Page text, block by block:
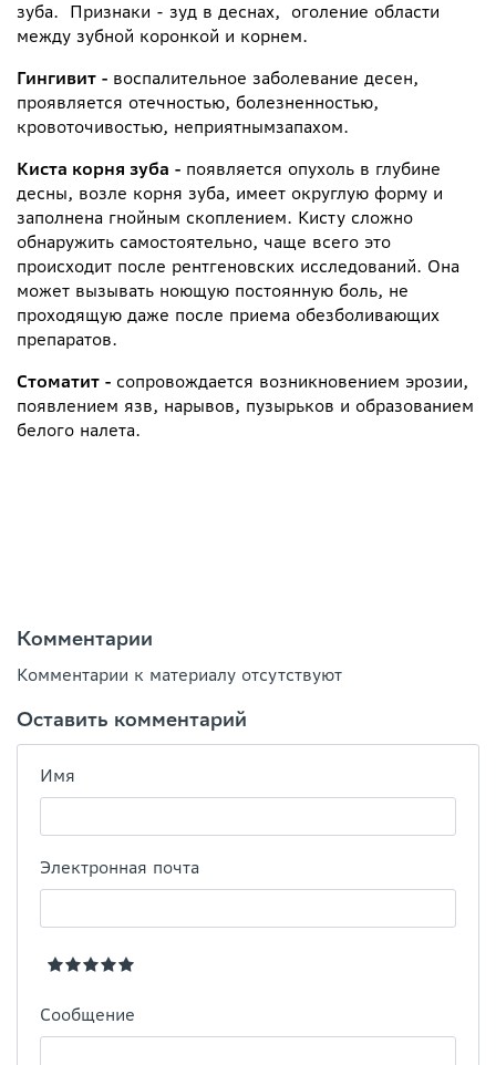
зуба. Признаки - зуд в деснах, оголение области
между зубной коронкой и корнем.
Гингивит - воспалительное заболевание десен,
проявляется отечностью, болезненностью,
кровоточивостью, неприятнымзапахом.
Киста корня зуба - появляется опухоль в глубине
десны, возле корня зуба, имеет округлую форму и
заполнена гнойным скоплением. Кисту сложно
обнаружить самостоятельно, чаще всего это
происходит после рентгеновских исследований. Она
может вызывать ноющую постоянную боль, не
проходящую даже после приема обезболивающих
препаратов.
Стоматит - сопровождается возникновением эрозии,
появлением язв, нарывов, пузырьков и образованием
белого налета.
Комментарии
Комментарии к материалу отсутствуют
Оставить комментарий
Имя
Электронная почта
Сообщение